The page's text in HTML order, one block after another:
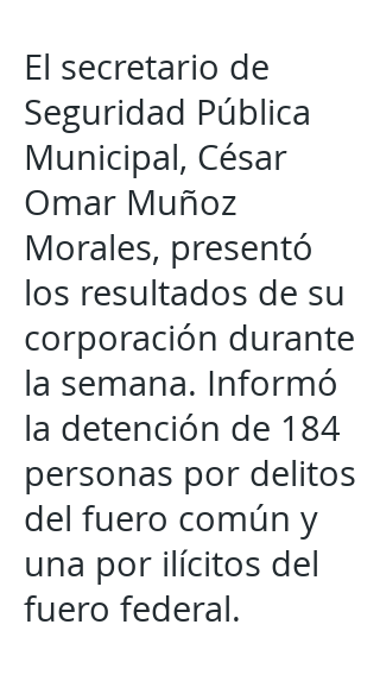
El secretario de
Seguridad Pública
Municipal, César
Omar Muñoz
Morales, presentó
los resultados de su
corporación durante
la semana. Informó
la detención de 184
personas por delitos
del fuero común y
una por ilícitos del
fuero federal.